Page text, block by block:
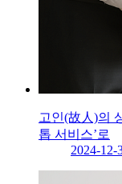
고인(故人)의
톱 서비스’로
2024-12-